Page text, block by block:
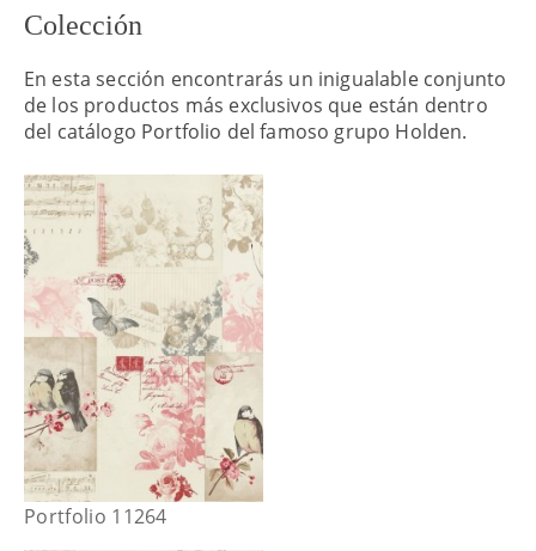
Colección
En esta sección encontrarás un inigualable conjunto
de los productos más exclusivos que están dentro
del catálogo Portfolio del famoso grupo Holden.
Portfolio 11264